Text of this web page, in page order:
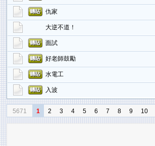
仇家
大逆不道！
面試
好老師鼓勵
水電工
入波
5671 1 2 3 4 5 6 7 8 9 10